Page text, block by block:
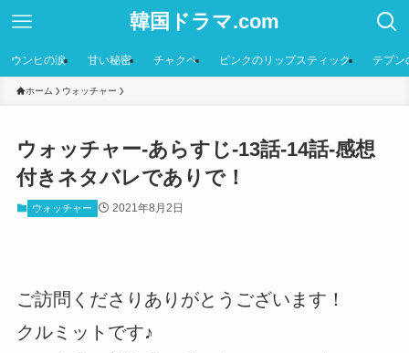
韓国ドラマ.com
ウンヒの涙 甘い秘密 チャクペ ピンクのリップスティック テプン
ホーム ウォッチャー
ウォッチャー-あらすじ-13話-14話-感想
付きネタバレでありで！
ウォッチャー 2021年8月2日
ご訪問くださりありがとうございます！
クルミットです♪